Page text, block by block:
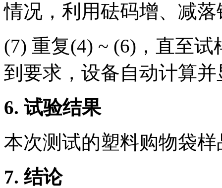
情况，利用砝码增、减
(7) 重复(4) ~ (6)，直至
到要求，设备自动计算
6. 试验结果
本次测试的塑料购物袋
7. 结论